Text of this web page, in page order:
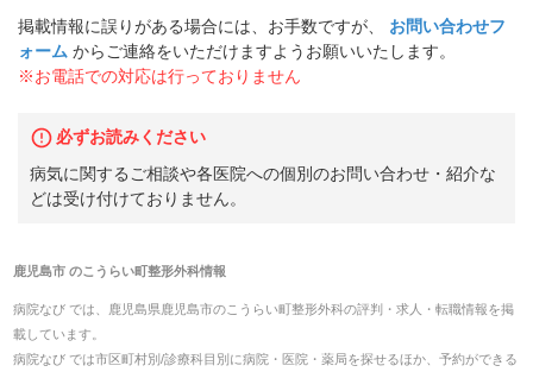
掲載情報に誤りがある場合には、お手数ですが、
お問い合わせフ
ォーム からご連絡をいただけますようお願いいたします。
※お電話での対応は行っておりません
必ずお読みください
病気に関するご相談や各医院への個別のお問い合わせ・紹介な
どは受け付けておりません。
鹿児島市のこうらい町整形外科情報
病院なび では、 鹿児島県 鹿児島市のこうらい町整形外科の評判・求人・転職情報を掲
載しています。
病院なび では市区町村別/診療科目別に病院・医院・薬局を探せるほか、予約ができる